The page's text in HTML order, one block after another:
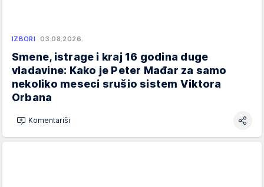
IZBORI 03.08.2026.
Smene, istrage i kraj 16 godina duge
vladavine: Kako je Peter Mađar za samo
nekoliko meseci srušio sistem Viktora
Orbana
Komentariši